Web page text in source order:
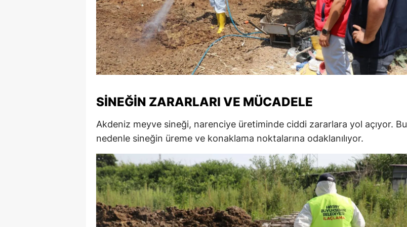
Gümüşhane
Hakkari
Hatay
Isparta
İstanbul
İzmir
Kastamonu
Kayseri
Kırklareli
SINEĞIN ZARARLARI VE MÜCADELE
Akdeniz meyve sineği, narenciye üretiminde ciddi zararlara yol açıyor. Bu
nedenle sineğin üreme ve konaklama noktalarına odaklanılıyor.